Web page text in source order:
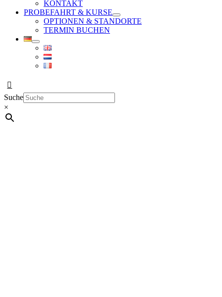
KONTAKT
PROBEFAHRT & KURSE
OPTIONEN & STANDORTE
TERMIN BUCHEN
Suche
×